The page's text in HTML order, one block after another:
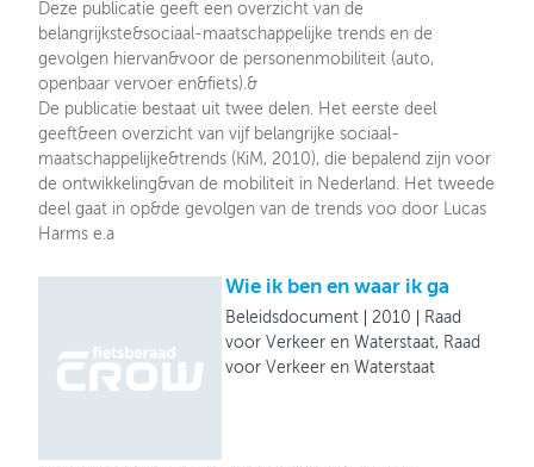
Deze publicatie geeft een overzicht van de
belangrijkste&sociaal-maatschappelijke trends en de
gevolgen hiervan&voor de personenmobiliteit (auto,
openbaar vervoer en&fiets).&
De publicatie bestaat uit twee delen. Het eerste deel
geeft&een overzicht van vijf belangrijke sociaal-
maatschappelijke&trends (KiM, 2010), die bepalend zijn voor
de ontwikkeling&van de mobiliteit in Nederland. Het tweede
deel gaat in op&de gevolgen van de trends voo door Lucas
Harms e.a
Wie ik ben en waar ik ga
Beleidsdocument 2010
Raad
voor Verkeer en Waterstaat, Raad
voor Verkeer en Waterstaat